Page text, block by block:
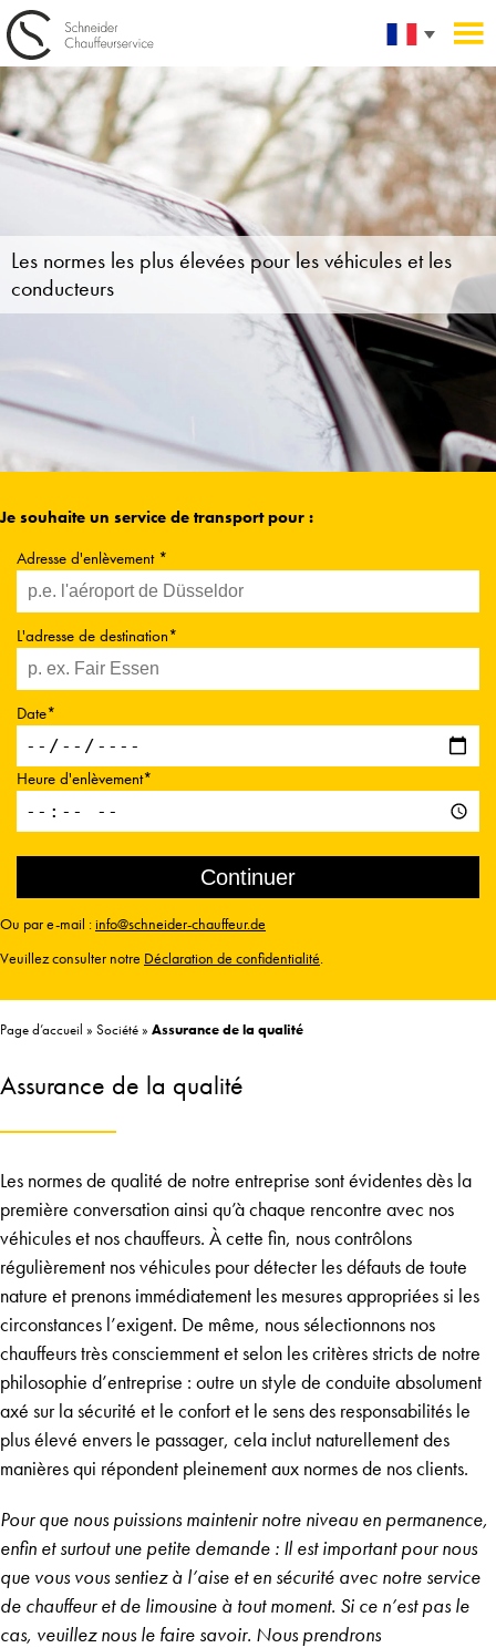
Les normes les plus élevéespour les véhicules et les
conducteurs
Je souhaite un service de transport pour :
Adresse d'enlèvement *
L'adresse de destination*
Date*
Heure d'enlèvement*
Ou par e-mail :info@schneider-chauffeur.de
Veuillez consulter notre Déclaration de confidentialité.
Page d’accueil » Société» Assurance de la qualité
Assurance de la qualité
Les normes de qualité de notre entreprise sont évidentes dès la
première conversation ainsi qu’à chaque rencontre avec nos
véhicules et nos chauffeurs. À cette fin, nous contrôlons
régulièrement nos véhicules pour détecter les défauts de toute
nature et prenons immédiatement les mesures appropriées si les
circonstances l’exigent. De même, nous sélectionnons nos
chauffeurs très consciemment et selon les critères stricts de notre
philosophie d’entreprise : outre un style de conduite absolument
axé sur la sécurité et le confort et le sens des responsabilités le
plus élevé envers le passager, cela inclut naturellement des
manières qui répondent pleinement aux normes de nos clients.
Pour que nous puissions maintenir notre niveau en permanence,
enfin et surtout une petite demande : Il est important pour nous
que vous vous sentiez à l’aise et en sécurité avec notre service
de chauffeur et de limousine à tout moment. Si ce n’est pas le
cas, veuillez nous le faire savoir. Nous prendrons